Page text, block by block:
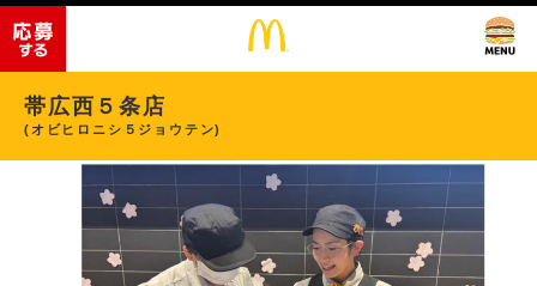
帯広西５条店
(オビヒロニシ５ジョウテン)